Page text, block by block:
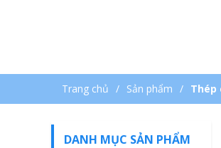
Trang chủ Sản phẩm Thép
DANH MỤC SẢN PHẨM